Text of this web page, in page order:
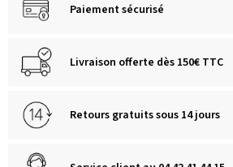
Paiement sécurisé
Livraison offerte dès 150€ TTC
Retours gratuits sous 14 jours